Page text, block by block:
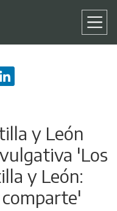
y León
'Los
y León: